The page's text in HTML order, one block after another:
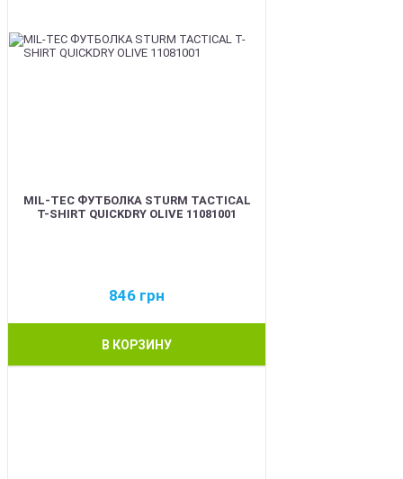
MIL-TEC ФУТБОЛКА STURM TACTICAL
T-SHIRT QUICKDRY OLIVE 11081001
846 грн
В КОРЗИНУ